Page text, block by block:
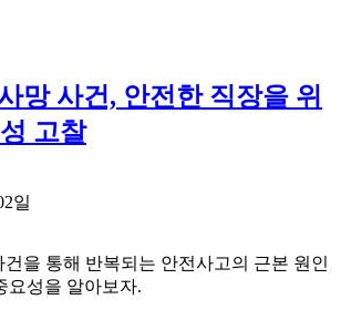
망 사건, 안전한 직장을 위
고찰
일
건을 통해 반복되는 안전사고의 근본 원인
요성을 알아보자.